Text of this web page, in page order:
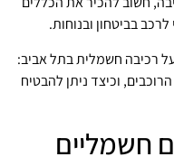
בביטחון ובנוחות.
רכיבה חשמלית בתל אביב:
וכיצד ניתן להבטיח
חשמליים